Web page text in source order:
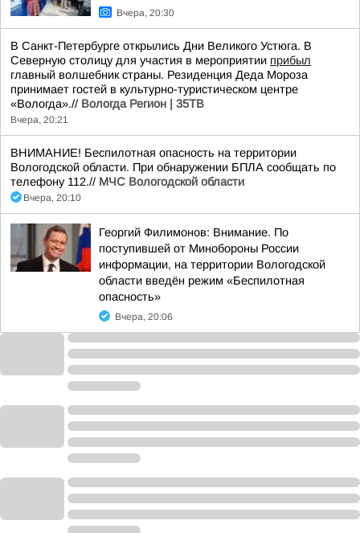
Вчера, 20:30
В Санкт-Петербурге открылись Дни Великого Устюга. В
Северную столицу для участия в мероприятии прибыл
главный волшебник страны. Резиденция Деда Мороза
принимает гостей в культурно-туристическом центре
«Вологда».// Вологда Регион | 35ТВ
Вчера, 20:21
ВНИМАНИЕ! Беспилотная опасность на территории
Вологодской области. При обнаружении БПЛА сообщать по
телефону 112.// МЧС Вологодской области
Вчера, 20:10
Георгий Филимонов: Внимание. По
поступившей от Минобороны России
информации, на территории Вологодской
области введён режим «Беспилотная
опасность»
Вчера, 20:06